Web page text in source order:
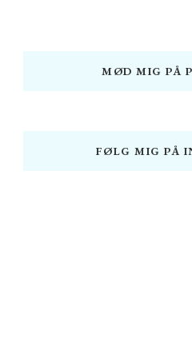
MØD MIG PÅ
FØLG MIG PÅ